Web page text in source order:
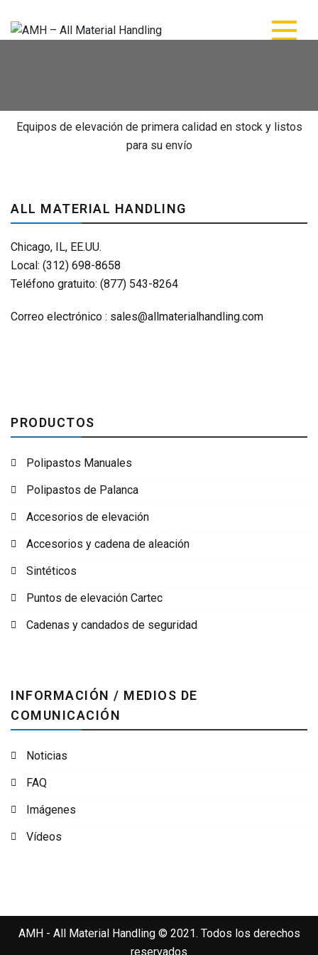
manipulación
Equipos de elevación de primera calidad en stock y listos
para su envío
ALL MATERIAL HANDLING
Chicago, IL, EE.UU.
Local: (312) 698-8658
Teléfono gratuito: (877) 543-8264
Correo electrónico : sales@allmaterialhandling.com
PRODUCTOS
Polipastos Manuales
Polipastos de Palanca
Accesorios de elevación
Accesorios y cadena de aleación
Sintéticos
Puntos de elevación Cartec
Cadenas y candados de seguridad
INFORMACIÓN / MEDIOS DE
COMUNICACIÓN
Noticias
FAQ
Imágenes
Vídeos
AMH - All Material Handling © 2021. Todos los derechos
reservados